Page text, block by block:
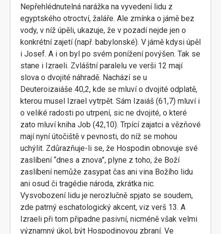
Nepřehlédnutelná narážka na vyvedení lidu z
egyptského otroctví, žaláře. Ale zmínka o jámě bez
vody, v níž úpěli, ukazuje, že v pozadí nejde jen o
konkrétní zajetí (např. babylonské). V jámě kdysi úpěl
i Josef. A i on byl po svém ponížení povýšen. Tak se
stane i Izraeli. Zvláštní paralelu ve verši 12 mají
slova o dvojité náhradě. Nachází se u
Deuteroizaiáše 40,2, kde se mluví o dvojité odplatě,
kterou musel Izrael vytrpět. Sám Izaiáš (61,7) mluví i
o veliké radosti po utrpení, sic ne dvojité, o které
zato mluví kniha Job (42,10). Trpící zajatci a vězňové
mají nyní útočiště v pevnosti, do níž se mohou
uchýlit. Zdůrazňuje-li se, že Hospodin obnovuje své
zaslíbení “dnes a znova”, plyne z toho, že Boží
zaslíbení nemůže zasypat čas ani vina Božího lidu
ani osud či tragédie národa, zkrátka nic.
Vysvobození lidu je nerozlučně spjato se soudem,
zde patrný eschatologický akcent, viz verš 13. A
Izraeli při tom připadne pasivní, nicméně však velmi
významný úkol, být Hospodinovou zbraní. Ve